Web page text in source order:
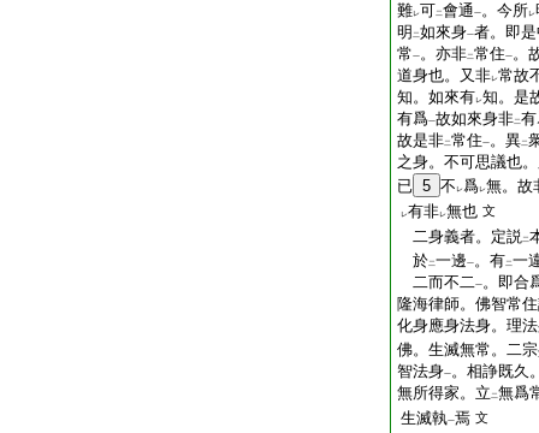
難レ可二會通一。今所レ
明 二如來身一者。即
常一。亦非二常住一。
道身也。又非レ常故
知。如來有レ知。是
有爲一故如來身非二
故是非二常住一。異二
之身。不可思議也
已 5 不 レ爲レ無。故
レ有非レ無也 文
二身義者。定説二
於二一邊一。有二一
二而不二一。即合
隆海律師。佛智常
化身應身法身。理
佛。生滅無常。二
智法身一。相諍既久
無所得家。立 二無爲
生滅執一焉 文